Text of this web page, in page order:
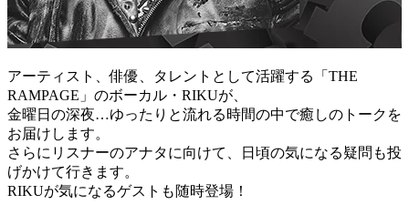
アーティスト、俳優、タレントとして活躍する「THE
RAMPAGE」のボーカル・RIKUが、
金曜日の深夜…ゆったりと流れる時間の中で癒しのトークを
お届けします。
さらにリスナーのアナタに向けて、日頃の気になる疑問も投
げかけて行きます。
RIKUが気になるゲストも随時登場！